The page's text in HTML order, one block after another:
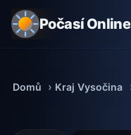
Počasí Online
Domů Kraj Vysočina